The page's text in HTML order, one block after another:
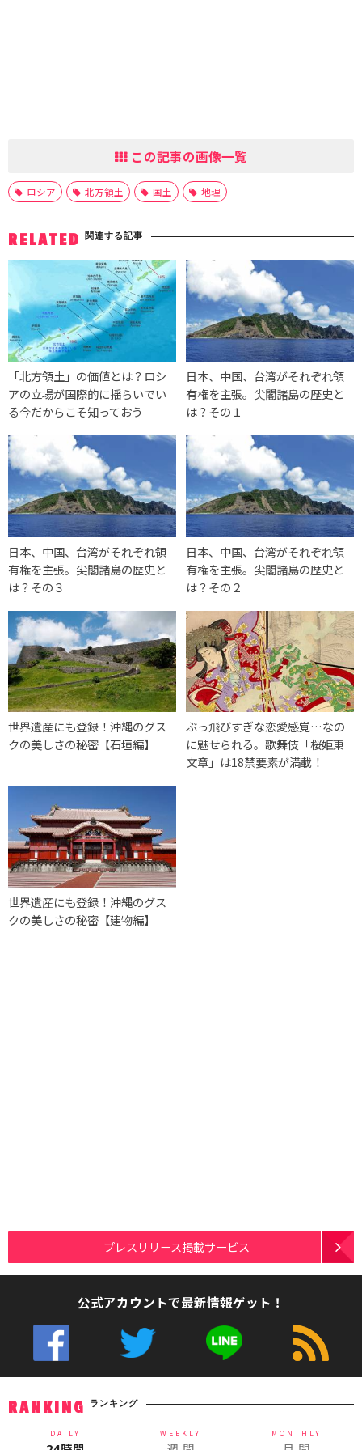
この記事の画像一覧
ロシア 北方領土 国土 地理
RELATED 関連する記事
「北方領土」の価値とは？ロシ
アの立場が国際的に揺らいでい
る今だからこそ知っておう
日本、中国、台湾がそれぞれ領
有権を主張。尖閣諸島の歴史と
は？その１
日本、中国、台湾がそれぞれ領
有権を主張。尖閣諸島の歴史と
は？その３
日本、中国、台湾がそれぞれ領
有権を主張。尖閣諸島の歴史と
は？その２
世界遺産にも登録！沖縄のグス
クの美しさの秘密【石垣編】
ぶっ飛びすぎな恋愛感覚…なの
に魅せられる。歌舞伎「桜姫東
文章」は18禁要素が満載！
世界遺産にも登録！沖縄のグス
クの美しさの秘密【建物編】
プレスリリース掲載サービス
公式アカウントで最新情報ゲット！
RANKING ランキング
DAILY WEEKLY MONTHLY